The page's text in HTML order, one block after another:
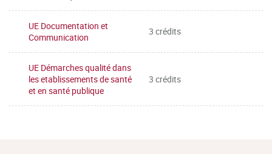
UE Documentation et
Communication
3 crédits
UE Démarches qualité dans
les etablissements de santé
et en santé publique
3 crédits